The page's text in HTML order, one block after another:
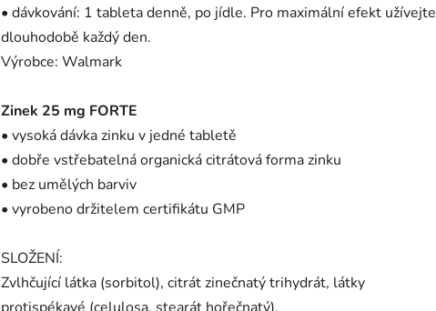
• dávkování: 1 tableta denně, po jídle. Pro maximální efekt užívejte
dlouhodobě každý den.
Výrobce: Walmark
Zinek 25 mg FORTE
• vysoká dávka zinku v jedné tabletě
• dobře vstřebatelná organická citrátová forma zinku
• bez umělých barviv
• vyrobeno držitelem certifikátu GMP
SLOŽENÍ:
Zvlhčující látka (sorbitol), citrát zinečnatý trihydrát, látky